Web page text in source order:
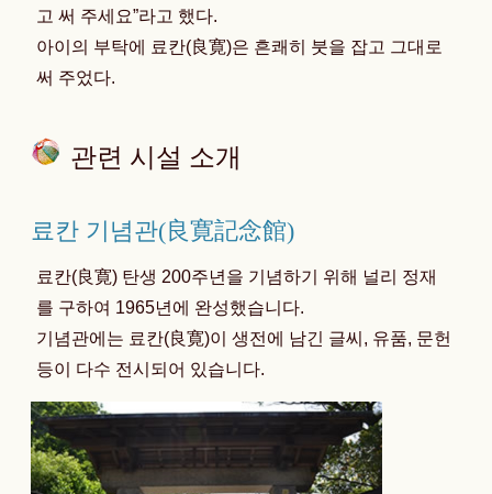
고 써 주세요”라고 했다.
아이의 부탁에 료칸(良寛)은 흔쾌히 붓을 잡고 그대로
써 주었다.
관련 시설 소개
료칸 기념관(良寛記念館)
료칸(良寛) 탄생 200주년을 기념하기 위해 널리 정재
를 구하여 1965년에 완성했습니다.
기념관에는 료칸(良寛)이 생전에 남긴 글씨, 유품, 문헌
등이 다수 전시되어 있습니다.